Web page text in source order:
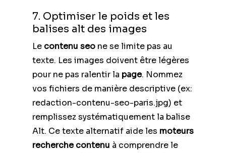
7. Optimiser le poids et les
balises alt des images
Le contenu seo ne se limite pas au
texte. Les images doivent être légères
pour ne pas ralentir la page. Nommez
vos fichiers de manière descriptive (ex:
redaction-contenu-seo-paris.jpg) et
remplissez systématiquement la balise
Alt. Ce texte alternatif aide les moteurs
recherche contenu à comprendre le